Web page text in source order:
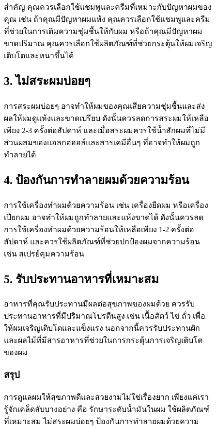
สำคัญ คุณควรเลือกใช้แชมพูและครีมที่เหมาะกับปัญหาผมของ
คุณ เช่น ถ้าคุณมีปัญหาผมแห้ง คุณควรเลือกใช้แชมพูและครีม
ที่ช่วยในการเติมความชุ่มชื้นให้กับผม หรือถ้าคุณมีปัญหาผม
ขาดปริมาณ คุณควรเลือกใช้ผลิตภัณฑ์ที่ช่วยกระตุ้นให้ผมเจริญ
เติบโตและหนาขึ้นได้
3. ไม่สระผมบ่อยๆ
การสระผมบ่อยๆ อาจทำให้ผมของคุณเสียความชุ่มชื้นและส่ง
ผลให้ผมดูแห้งและขาดเปรียบ ดังนั้นควรลดการสระผมให้เหลือ
เพียง 2-3 ครั้งต่อสัปดาห์ และเมื่อสระผมควรใช้น้ำสักผมที่ไม่มี
ส่วนผสมของแอลกอฮอล์และสารเคมีอื่นๆ ที่อาจทำให้ผมถูก
ทำลายได้
4. ป้องกันการทำลายผมด้วยความร้อน
การใช้เครื่องทำผมด้วยความร้อน เช่น เครื่องยืดผม หรือเครื่อง
เปียกผม อาจทำให้ผมถูกทำลายและแห้งขาดได้ ดังนั้นควรลด
การใช้เครื่องทำผมด้วยความร้อนให้เหลือเพียง 1-2 ครั้งต่อ
สัปดาห์ และควรใช้ผลิตภัณฑ์ที่ช่วยปกป้องผมจากความร้อน
เช่น สเปรย์คุมความร้อน
5. รับประทานอาหารที่เหมาะสม
อาหารที่คุณรับประทานมีผลต่อสุขภาพของผมด้วย ควรรับ
ประทานอาหารที่มีปริมาณโปรตีนสูง เช่น เนื้อสัตว์ ไข่ ถั่ว เพื่อ
ให้ผมเจริญเติบโตและแข็งแรง นอกจากนี้ควรรับประทานผัก
และผลไม้ที่มีสารอาหารที่ช่วยในการกระตุ้นการเจริญเติบโต
ของผม
สรุป
การดูแลผมให้สุขภาพดีและสวยงามไม่ใช่เรื่องยาก เพียงแค่เรา
รู้จักเคล็ดลับบางอย่าง คือ รักษาระดับน้ำมันในผม ใช้ผลิตภัณฑ์
ที่เหมาะสม ไม่สระผมบ่อยๆ ป้องกันการทำลายผมด้วยความ